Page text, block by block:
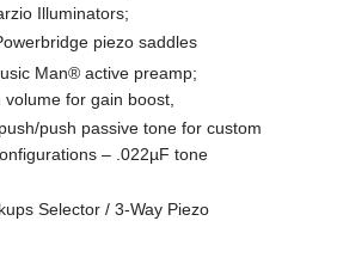
Illuminators;
piezo saddles
Man® active preamp;
volume for gain boost,
push passive tone for custom
– .022µF tone
Selector / 3-Way Piezo